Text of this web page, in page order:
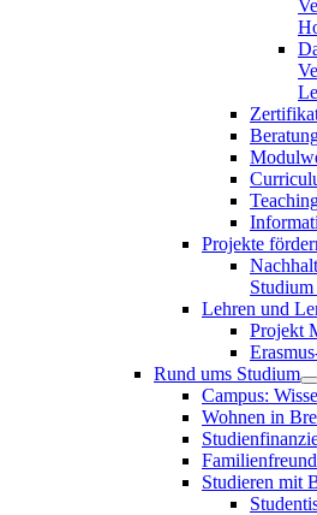
Projekte
Lehren und
Projekt
Rund ums Studium
Campus:
Wohnen in
Studieren mit